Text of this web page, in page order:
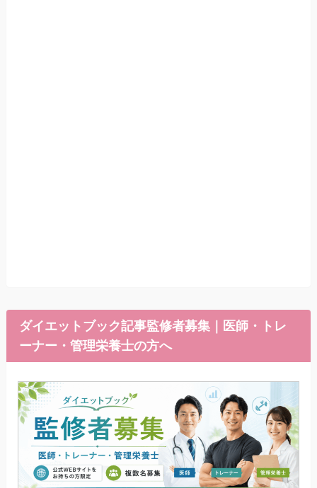
ダイエットブック記事監修者募集｜医師・トレ
ーナー・管理栄養士の方へ